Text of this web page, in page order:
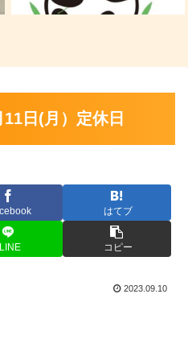
日(月）定休日
はてブ
LINE コピー
2023.09.10